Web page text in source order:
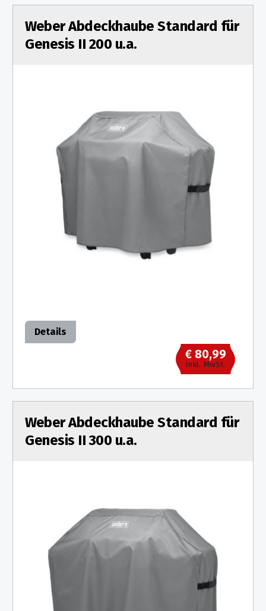
Weber Abdeckhaube Standard für
Genesis II 200 u.a.
Details
€ 80,99
inkl. MwSt.
Weber Abdeckhaube Standard für
Genesis II 300 u.a.